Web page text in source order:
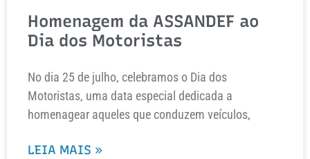
Homenagem da ASSANDEF ao
Dia dos Motoristas
No dia 25 de julho, celebramos o Dia dos
Motoristas, uma data especial dedicada a
homenagear aqueles que conduzem veículos,
LEIA MAIS »